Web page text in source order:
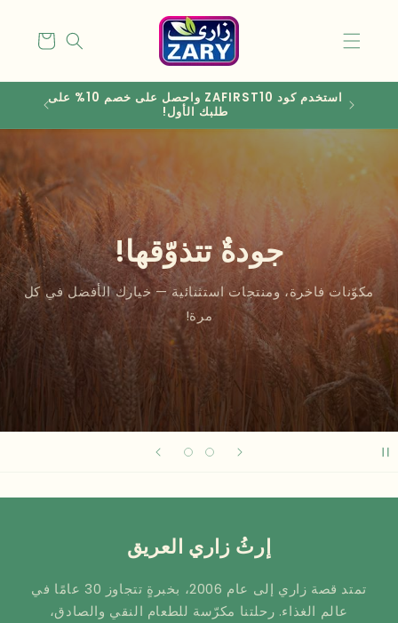
المحتوى
Cart
استخدم كود ZAFIRST10 واحصل على خصم 10% على
طلبك الأول!
جودةٌ تتذوّقها!
مكوّنات فاخرة، ومنتجات استثنائية — خيارك الأفضل في كل
مرة!
إرثُ زاري العريق
تمتد قصة زاري إلى عام 2006، بخبرةٍ تتجاوز 30 عامًا في
عالم الغذاء. رحلتنا مكرّسة للطعام النقي والصادق،